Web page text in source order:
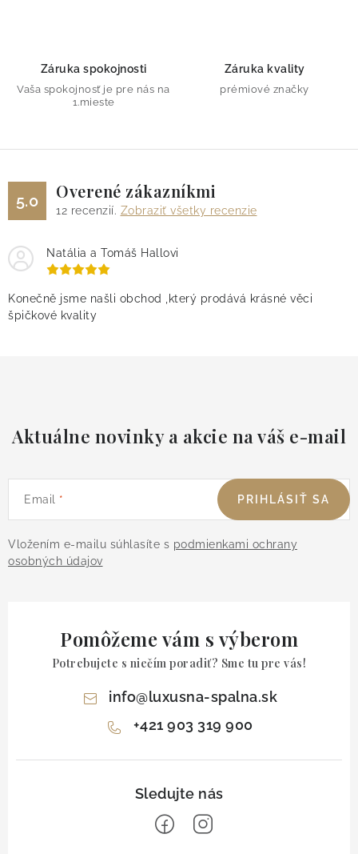
Záruka spokojnosti
Vaša spokojnosť je pre nás na
1.mieste
Záruka kvality
prémiové značky
5.0 Overené zákazníkmi
12 recenzií. Zobraziť všetky recenzie
Natália a Tomáš Hallovi
Konečně jsme našli obchod ,který prodává krásné věci
špičkové kvality
Aktuálne novinky a akcie na váš e-mail
Email
Vložením e-mailu súhlasíte s podmienkami ochrany
osobných údajov
PRIHLÁSIŤ SA
Pomôžeme vám s výberom
Potrebujete s niečím poradiť? Sme tu pre vás!
info@luxusna-spalna.sk
+421 903 319 900